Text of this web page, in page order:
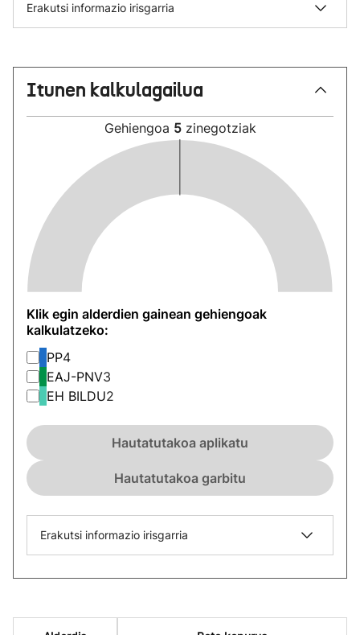
Erakutsi informazio irisgarria
Itunen kalkulagailua
Gehiengoa 5 zinegotziak
Klik egin alderdien gainean gehiengoak
kalkulatzeko:
PP4
EAJ-PNV3
EH BILDU2
Hautatutakoa aplikatu
Hautatutakoa garbitu
Erakutsi informazio irisgarria